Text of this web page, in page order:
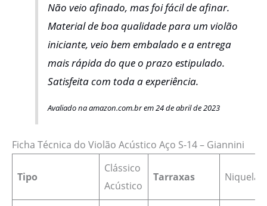
Não veio afinado, mas foi fácil de afinar.
Material de boa qualidade para um violão
iniciante, veio bem embalado e a entrega
mais rápida do que o prazo estipulado.
Satisfeita com toda a experiência.
Avaliado na amazon.com.br em 24 de abril de 2023
Ficha Técnica do Violão Acústico Aço S-14 – Giannini
Tipo
Clássico
Acústico
Tarraxas